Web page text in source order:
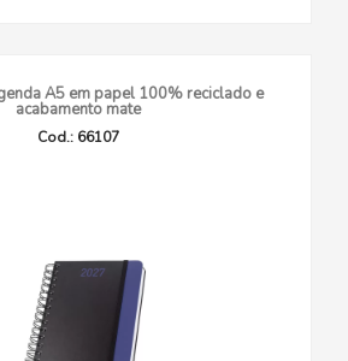
A5 em papel 100% reciclado e
acabamento mate
Cod.: 66107